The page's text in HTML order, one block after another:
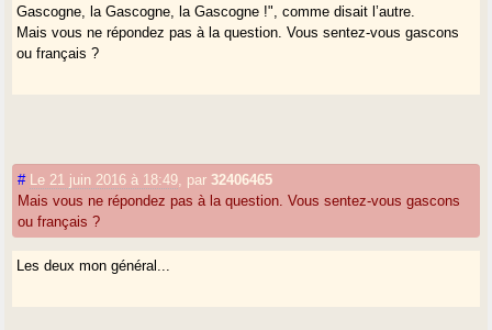
Gascogne, la Gascogne, la Gascogne !", comme disait l’autre.
Mais vous ne répondez pas à la question. Vous sentez-vous gascons
ou français ?
# Le 21 juin 2016 à 18:49 par32406465
Mais vous ne répondez pas à la question. Vous sentez-vous gascons
ou français ?
Les deux mon général...